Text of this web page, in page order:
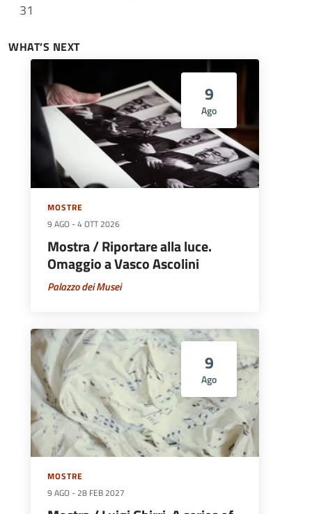
31
WHAT’S NEXT
9
Ago
MOSTRE
9 AGO -4 OTT 2026
Mostra / Riportare alla luce.
Omaggio a Vasco Ascolini
Palazzo dei Musei
9
Ago
MOSTRE
9 AGO -28 FEB 2027